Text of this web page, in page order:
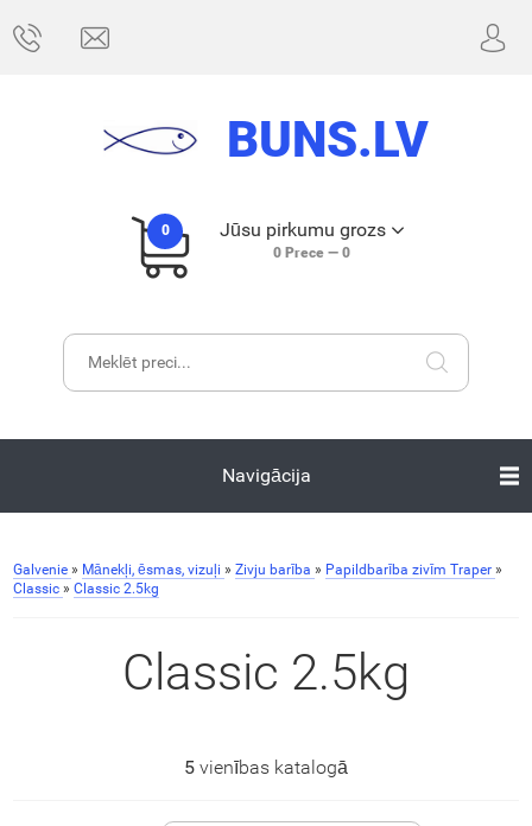
BUNS.LV
0 Jūsu pirkumu grozs
0Prece — 0
Navigācija
Galvenie » Mānekļi, ēsmas, vizuļi » Zivju barība » Papildbarība zivīm Traper »
Classic » Classic 2.5kg
Classic 2.5kg
5 vienības katalogā